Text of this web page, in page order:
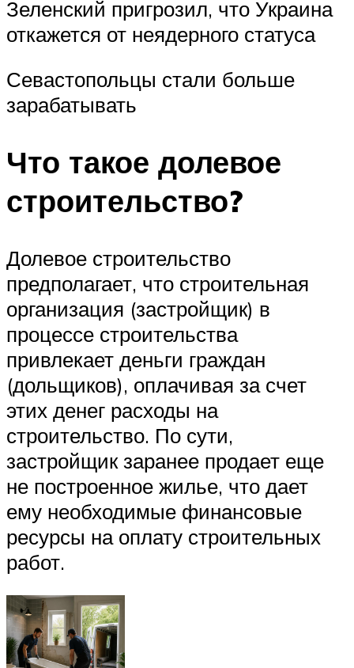
Зеленский пригрозил, что Украина
откажется от неядерного статуса
Севастопольцы стали больше
зарабатывать
Что такое долевое
строительство?
Долевое строительство
предполагает, что строительная
организация (застройщик) в
процессе строительства
привлекает деньги граждан
(дольщиков), оплачивая за счет
этих денег расходы на
строительство. По сути,
застройщик заранее продает еще
не построенное жилье, что дает
ему необходимые финансовые
ресурсы на оплату строительных
работ.